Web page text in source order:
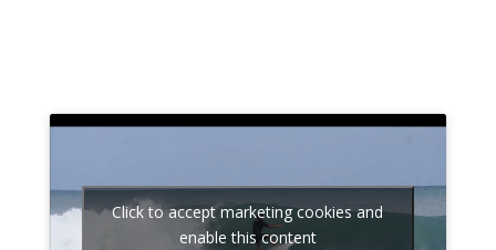
Click to accept marketing cookies and
enable this content